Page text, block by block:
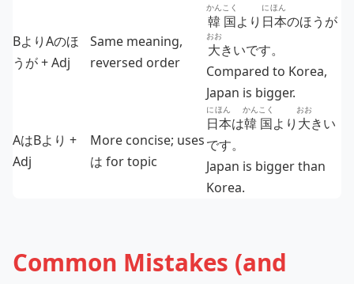
BよりAのほ
うが + Adj
Same meaning,
reversed order
韓国
かんこく
より 日本
にほん
のほうが
大
おお
きいです。
Compared to Korea,
Japan is bigger.
AはBより +
Adj
More concise; uses
は for topic
日本
にほん
は韓国
かんこく
より 大
おお
きい
です。
Japan is bigger than
Korea.
Common Mistakes (and